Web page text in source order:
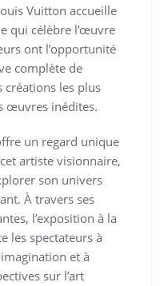
Vuitton accueille
qui célèbre l’œuvre
ont l’opportunité
complète de
créations les plus
œuvres inédites.
un regard unique
artiste visionnaire,
son univers
À travers ses
l’exposition à la
les spectateurs à
et à
sur l’art